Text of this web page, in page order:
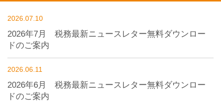
2026.07.10
2026年7月 税務最新ニュースレター無料ダウンロー
ドのご案内
2026.06.11
2026年6月 税務最新ニュースレター無料ダウンロー
ドのご案内